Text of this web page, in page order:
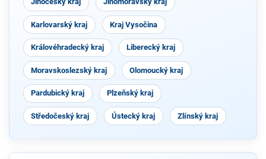
Karlovarský kraj Kraj Vysočina
Královéhradecký kraj Liberecký kraj
Moravskoslezský kraj Olomoucký kraj
Pardubický kraj Plzeňský kraj
Středočeský kraj Ústecký kraj Zlínský kraj